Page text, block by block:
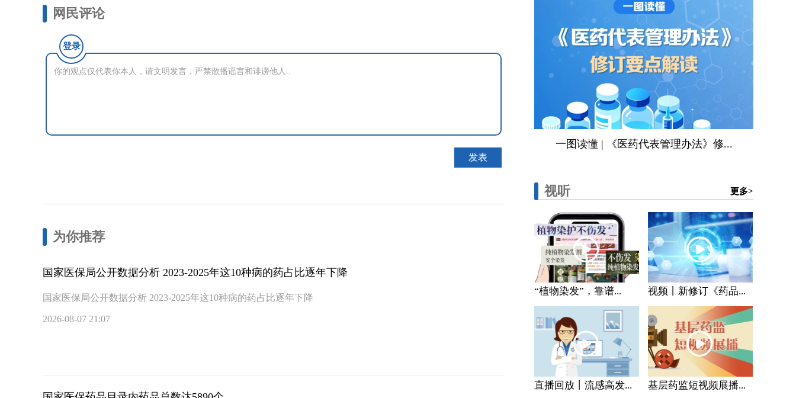
网民评论
登录
为你推荐
国家医保局公开数据分析 2023-2025年这10种病的药占比逐年下降
国家医保局公开数据分析 2023-2025年这10种病的药占比逐年下降
2026-08-07 21:07
一图读懂 | 《医药代表管理办法》修...
视听 更多>
“植物染发”，靠谱... 视频丨新修订《药品...
直播回放丨流感高发... 基层药监短视频展播...